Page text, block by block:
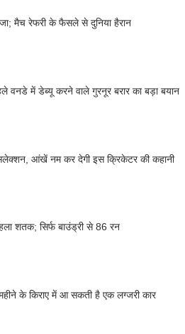
मैच रेफरी के फैसले से दुनिया हैरान
वनडे में डेब्यू करने वाले गुरनूर बरार का बड़ा बयान
आंखें नम कर देगी इस क्रिकेटर की कहानी
शतक; सिर्फ बाउंड्री से 86 रन
के किराए में आ सकती है एक लग्जरी कार